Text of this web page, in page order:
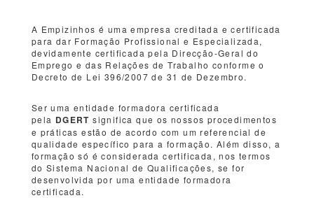
A Empizinhos é uma empresa creditada e certificada
para dar Formação Profissional e Especializada,
devidamente certificada pela Direcção-Geral do
Emprego e das Relações de Trabalho conforme o
Decreto de Lei 396/2007 de 31 de Dezembro.
Ser uma entidade formadora certificada
pela DGERT significa que os nossos procedimentos
e práticas estão de acordo com um referencial de
qualidade específico para a formação. Além disso, a
formação só é considerada certificada, nos termos
do Sistema Nacional de Qualificações, se for
desenvolvida por uma entidade formadora
certificada.